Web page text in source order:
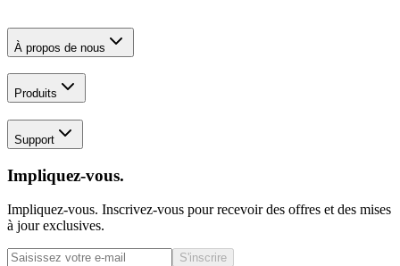
À propos de nous
Produits
Support
Impliquez-vous.
Impliquez-vous. Inscrivez-vous pour recevoir des offres et des mises
à jour exclusives.
S'inscrire